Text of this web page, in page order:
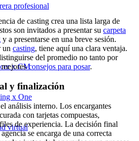
profesional
x CM
x One
virtual
de casting crea una lista larga de
son invitados a presentar su carpeta
y a presentarse en una breve sesión.
un casting, tiene aquí una clara ventaja.
del promedio no tanto por
mejoresconsejos para posar.
y finalización
análisis interno. Los encargantes
con tarjetas compuestas,
de experiencia. La decisión final
se encarga de una correcta